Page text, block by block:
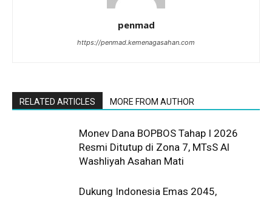
penmad
https://penmad.kemenagasahan.com
RELATED ARTICLES MORE FROM AUTHOR
Monev Dana BOPBOS Tahap I 2026
Resmi Ditutup di Zona 7, MTsS Al
Washliyah Asahan Mati
Dukung Indonesia Emas 2045,